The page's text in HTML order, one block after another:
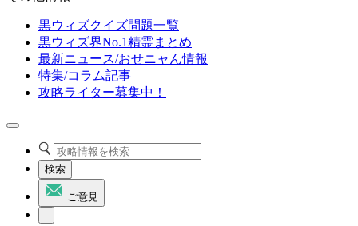
黒ウィズクイズ問題一覧
黒ウィズ界No.1精霊まとめ
最新ニュース/おせニャん情報
特集/コラム記事
攻略ライター募集中！
検索
ご意見